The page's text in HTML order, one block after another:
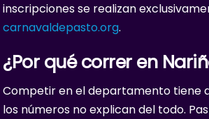
inscripciones se realizan
carnavaldepasto.org.
¿Por qué correr en
Competir en el departamento tiene
los números no explican del todo.